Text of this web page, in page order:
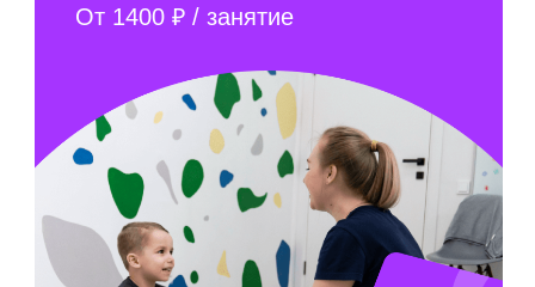
ЛОГОПЕД, ЙОГА
И ЗАНЯТИЯ С
«ОСОБЕННЫМИ»
ДЕТЬМИ